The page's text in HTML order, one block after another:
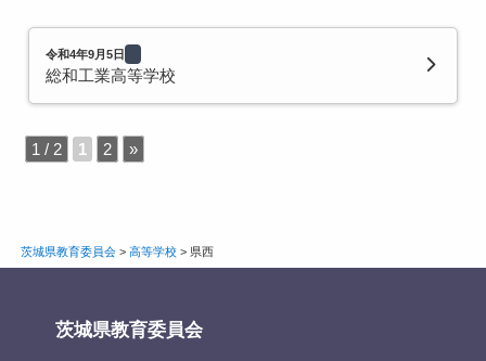
令和4年9月5日
総和工業高等学校
1 / 2 1 2 »
茨城県教育委員会> 高等学校> 県西
茨城県教育委員会